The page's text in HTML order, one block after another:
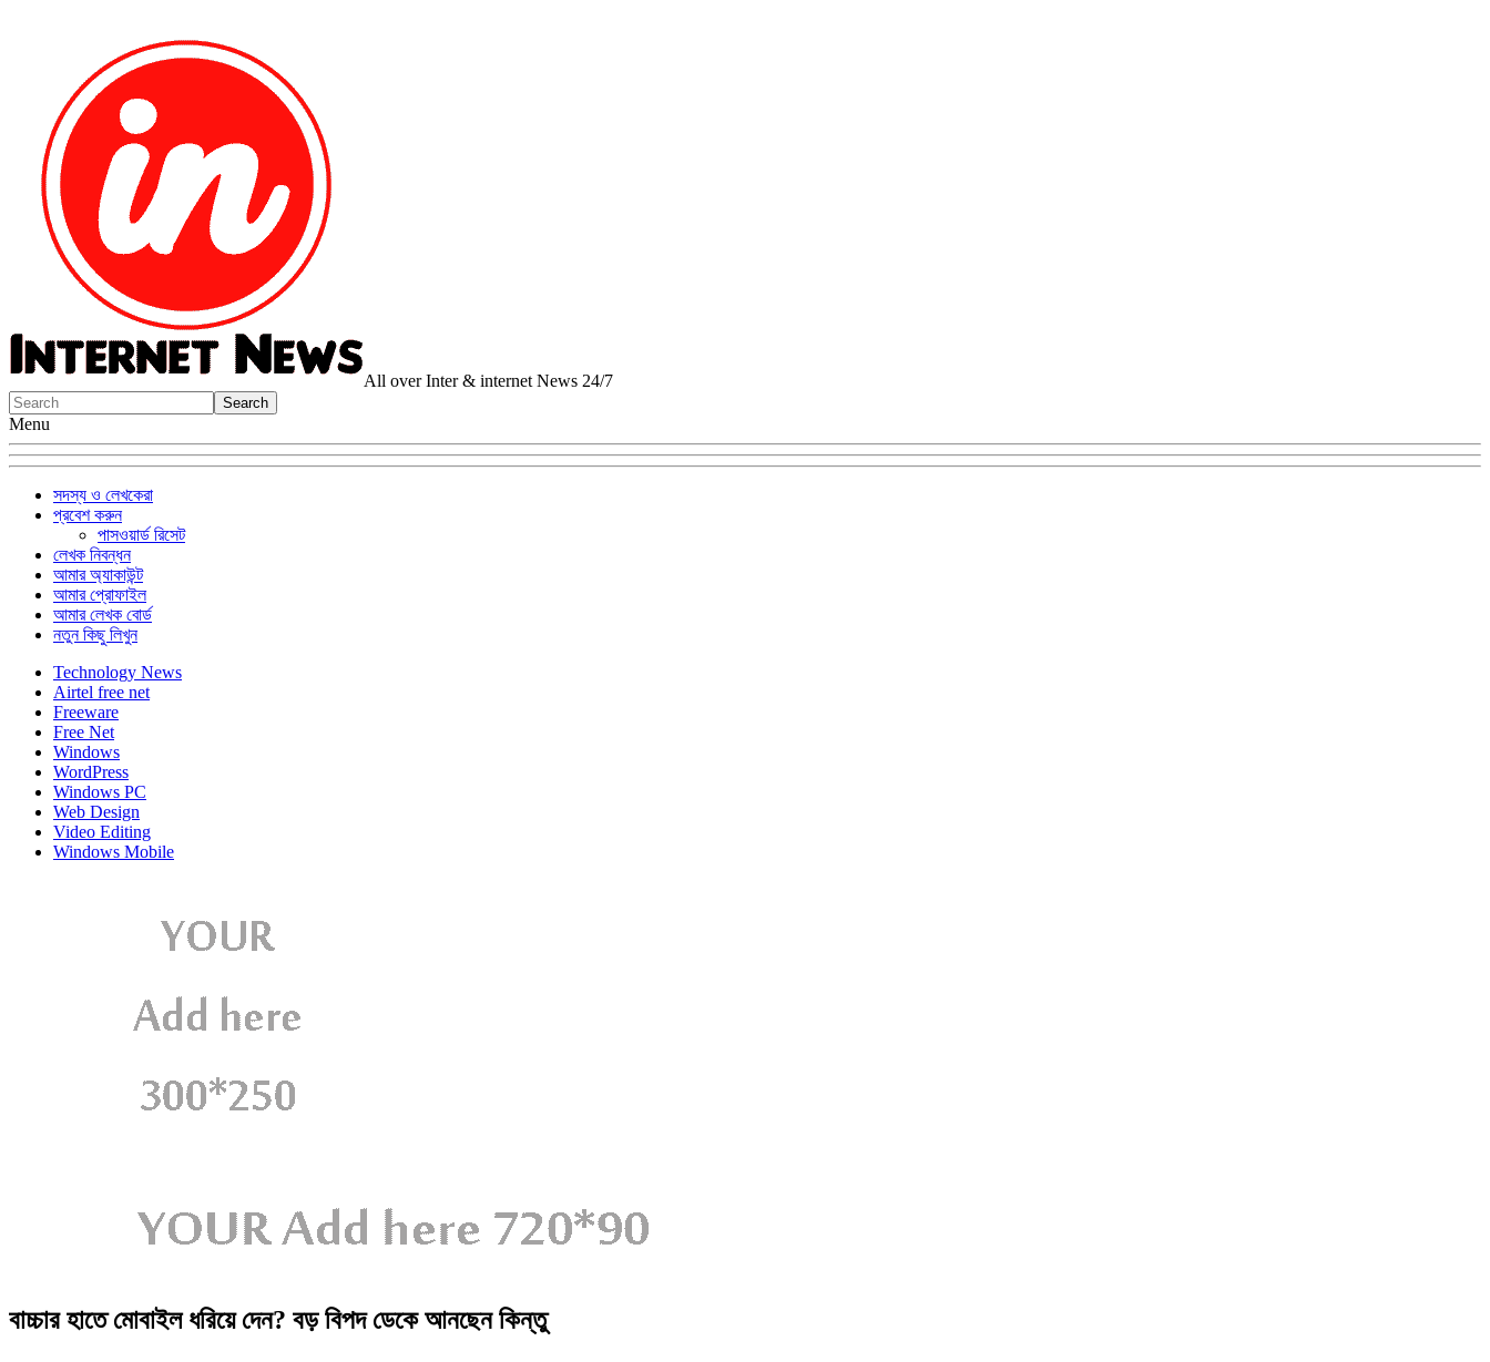
All over Inter & internet News 24/7
Menu
সদস্য ও লেখকেরা
প্রবেশ করুন
পাসওয়ার্ড রিসেট
লেখক নিবন্ধন
আমার অ্যাকাউন্ট
আমার প্রোফাইল
আমার লেখক বোর্ড
নতুন কিছু লিখুন
Technology News
Airtel free net
Freeware
Free Net
Windows
WordPress
Windows PC
Web Design
Video Editing
Windows Mobile
বাচ্চার হাতে মোবাইল ধরিয়ে দেন? বড় বিপদ ডেকে আনছেন কিন্তু